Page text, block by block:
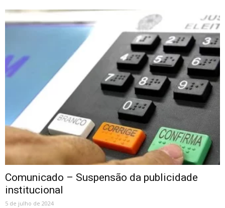
Comunicado – Suspensão da publicidade
institucional
5 de julho de 2024